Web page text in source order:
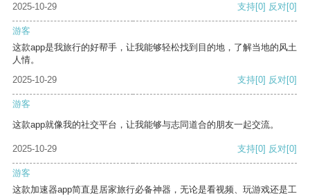
2025-10-29
支持[0] 反对[0]
游客
这款app是我旅行的好帮手，让我能够轻松找到目的地，了解当地的风土
人情。
2025-10-29
支持[0] 反对[0]
游客
这款app就像我的社交平台，让我能够与志同道合的朋友一起交流。
2025-10-29 支持[0] 反对[0]
游客
这款加速器app简直是居家旅行必备神器，无论是看视频、玩游戏还是工